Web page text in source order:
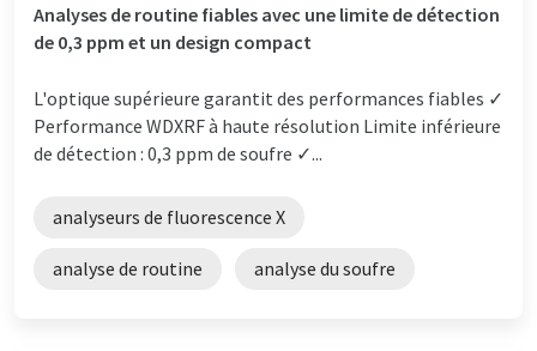
Analyses de routine fiables avec une limite de détection
de 0,3 ppm et un design compact
L'optique supérieure garantit des performances fiables ✓
Performance WDXRF à haute résolution Limite inférieure
de détection : 0,3 ppm de soufre ✓...
analyseurs de fluorescence X
analyse de routine analyse du soufre